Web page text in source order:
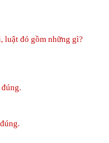
luật đó gồm những gì?